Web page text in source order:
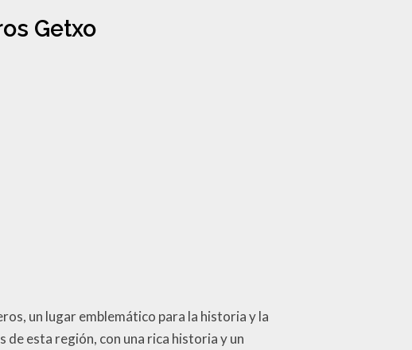
Getxo
un lugar emblemático para la historia y la
de esta región, con una rica historia y un